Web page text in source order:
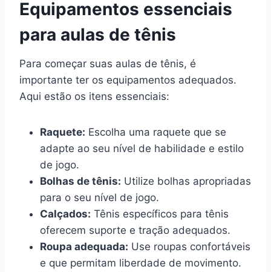
Equipamentos essenciais
para aulas de tênis
Para começar suas aulas de tênis, é
importante ter os equipamentos adequados.
Aqui estão os itens essenciais:
Raquete: Escolha uma raquete que se
adapte ao seu nível de habilidade e estilo
de jogo.
Bolhas de tênis: Utilize bolhas apropriadas
para o seu nível de jogo.
Calçados: Tênis específicos para tênis
oferecem suporte e tração adequados.
Roupa adequada: Use roupas confortáveis
e que permitam liberdade de movimento.